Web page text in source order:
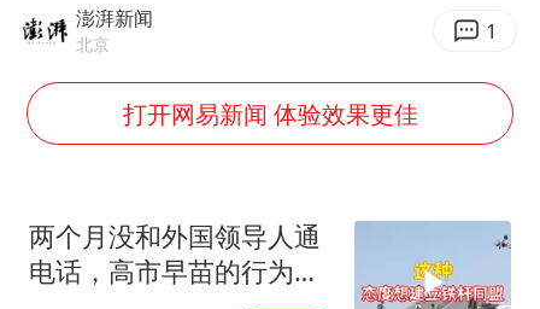
国乒男单横滨冠军赛全军覆没
美股存储板块集体大跌
胡彦斌获《歌手2026》歌王
胜宏科技：股票交易异常波动
夯实基础开新局
澎湃新闻
北京 1
打开网易新闻 体验效果更佳
两个月没和外国领导人通
电话，高市早苗的行为让